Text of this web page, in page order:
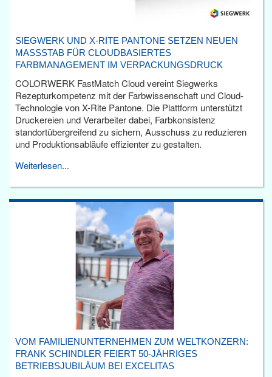
SIEGWERK UND X-RITE PANTONE SETZEN NEUEN
MASSSTAB FÜR CLOUDBASIERTES F
ARBMANAGEMENT IM VERPACKUNGSDRUCK
COLORWERK FastMatch Cloud vereint Siegwerks
Rezepturkompetenz mit der Farbwissenschaft und Cloud-
Technologie von X-Rite Pantone. Die Plattform unterstützt
Druckereien und Verarbeiter dabei, Farbkonsistenz
standortübergreifend zu sichern, Ausschuss zu reduzieren
und Produktionsabläufe effizienter zu gestalten.
Weiterlesen...
VOM FAMILIENUNTERNEHMEN ZUM WELTKONZERN:
FRANK SCHINDLER FEIERT 50-JÄHRIGES
BETRIEBSJUBILÄUM BEI EXCELITAS